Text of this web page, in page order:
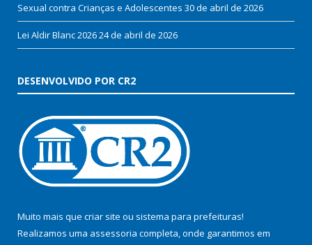
Sexual contra Crianças e Adolescentes 30 de abril de 2026
Lei Aldir Blanc 202624 de abril de 2026
DESENVOLVIDO POR CR2
Muito mais que criar site ou sistema para prefeituras!
Realizamos uma assessoria completa, onde garantimos em